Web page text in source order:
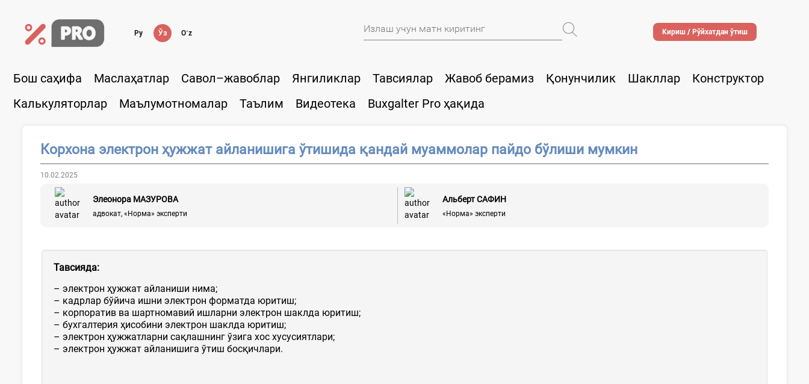
Ру Ўз Oʻz Кириш / Рўйхатдан ўтиш
Бош саҳифа Маслаҳатлар Савол–жавоблар Янгиликлар Тавсиялар Жавоб берамиз Қонунчилик Шакллар
Конструктор
Калькуляторлар
Маълумотномалар Таълим Видеотека Buxgalter Pro ҳақида
Корхона электрон ҳужжат айланишига ўтишида қандай муаммолар пайдо бўлиши мумкин
10.02.2025
Элеонора МАЗУРОВА
адвокат, «Норма» эксперти
Альберт САФИН
«Норма» эксперти
Тавсияда:
– электрон ҳужжат айланиши нима;
– кадрлар бўйича ишни электрон форматда юритиш;
– корпоратив ва шартномавий ишларни электрон шаклда юритиш;
– бухгалтерия ҳисобини электрон шаклда юритиш;
– электрон ҳужжатларни сақлашнинг ўзига хос хусусиятлари;
– электрон ҳужжат айланишига ўтиш босқичлари.